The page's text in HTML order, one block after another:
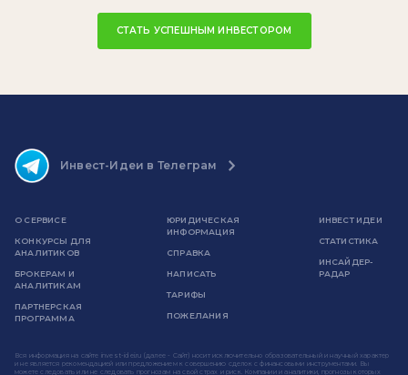
СТАТЬ УСПЕШНЫМ ИНВЕСТОРОМ
Инвест-Идеи в Телеграм
О СЕРВИСЕ
КОНКУРСЫ ДЛЯ
АНАЛИТИКОВ
БРОКЕРАМ И
АНАЛИТИКАМ
ПАРТНЕРСКАЯ
ПРОГРАММА
ЮРИДИЧЕСКАЯ
ИНФОРМАЦИЯ
СПРАВКА
НАПИСАТЬ
ТАРИФЫ
ПОЖЕЛАНИЯ
ИНВЕСТ ИДЕИ
СТАТИСТИКА
ИНСАЙДЕР-
РАДАР
Вся информация на сайте invest-idei.ru (далее - Сайт) носит исключительно образовательный и научный характер
и не является рекомендацией или предложением к совершению сделок с финансовыми инструментами. Вы
можете следовать или не следовать прогнозам на свой страх и риск. Компании и аналитики, прогнозы которых